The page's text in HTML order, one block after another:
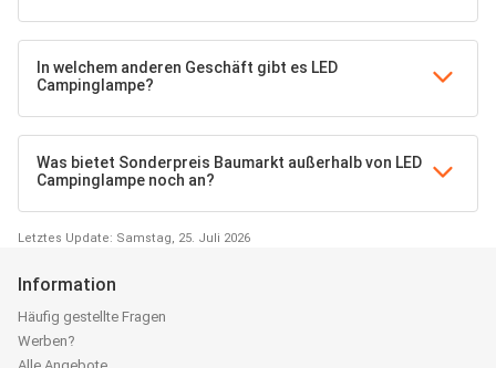
In welchem anderen Geschäft gibt es LED
Campinglampe?
Was bietet Sonderpreis Baumarkt außerhalb von LED
Campinglampe noch an?
Letztes Update: Samstag, 25. Juli 2026
Information
Häufig gestellte Fragen
Werben?